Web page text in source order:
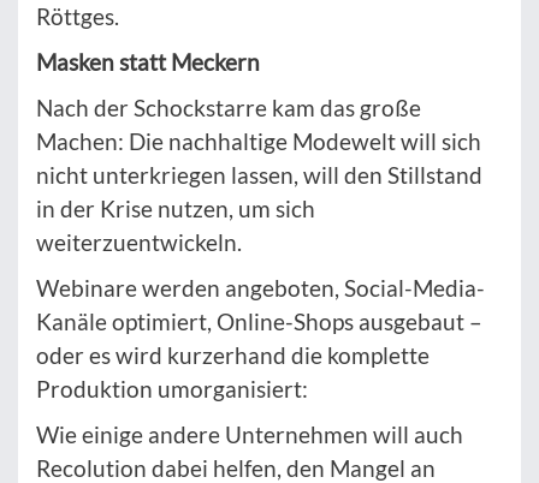
Röttges.
Masken statt Meckern
Nach der Schockstarre kam das große
Machen: Die nachhaltige Modewelt will sich
nicht unterkriegen lassen, will den Stillstand
in der Krise nutzen, um sich
weiterzuentwickeln.
Webinare werden angeboten, Social-Media-
Kanäle optimiert, Online-Shops ausgebaut –
oder es wird kurzerhand die komplette
Produktion umorganisiert:
Wie einige andere Unternehmen will auch
Recolution dabei helfen, den Mangel an